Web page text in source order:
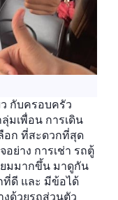
กับครอบครัว
มเพื่อน การเดิน
อก ที่สะดวกที่สุด
ย่าง การเช่า รถตู้
มมากขึ้น มาดูกัน
ที่ดี และ มีข้อได้
งด้วยรถส่วนตัว